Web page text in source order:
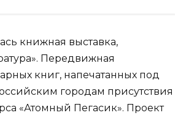
книжная выставка,
Передвижная
книг, напечатанных под
городам присутствия
«Атомный Пегасик». Проект